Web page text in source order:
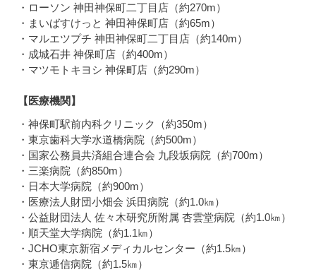
・ローソン 神田神保町二丁目店（約270m）
・まいばすけっと 神田神保町店（約65m）
・マルエツプチ 神田神保町二丁目店（約140m）
・成城石井 神保町店（約400m）
・マツモトキヨシ 神保町店（約290m）
【医療機関】
・神保町駅前内科クリニック（約350m）
・東京歯科大学水道橋病院（約500m）
・国家公務員共済組合連合会 九段坂病院（約700m）
・三楽病院（約850m）
・日本大学病院（約900m）
・医療法人財団小畑会 浜田病院（約1.0㎞）
・公益財団法人 佐々木研究所附属 杏雲堂病院（約1.0㎞）
・順天堂大学病院（約1.1㎞）
・JCHO東京新宿メディカルセンター（約1.5㎞）
・東京逓信病院（約1.5㎞）